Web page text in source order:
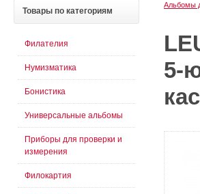
Альбомы
5-
Товары по категориям
Филателия
Нумизматика
Бонистика
Универсальные альбомы
Приборы для проверки и
измерения
Филокартия